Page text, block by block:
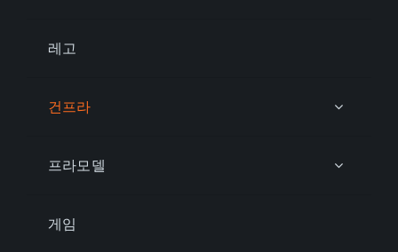
레고
건프라
프라모델
게임